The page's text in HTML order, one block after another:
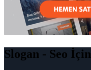
Slogan - Seo İçin